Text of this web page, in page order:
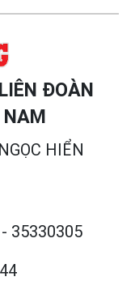
ĐOÀN
NAM
HIỂN
- 35330305